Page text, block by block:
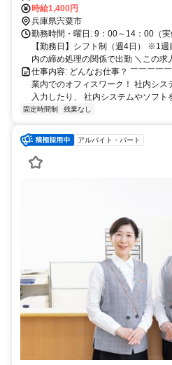
～車で6分 車・バイク・自転車通
時給1,400円
兵庫県宍粟市
勤務時間・曜日: 9：00～14：00（
【勤務日】シフト制（週4日） ※1
内の締め処理の関係で出勤 ＼この求
仕事内容: どんなお仕事？ ￣￣￣￣
業内でのオフィスワーク！ 社内シス
入力したり、 社内システムやソフ
固定時間制 残業なし
アルバイト・パート